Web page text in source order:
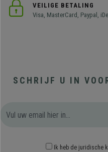
VEILIGE BETALING
Visa, MasterCard, Paypal,
SCHRIJF U IN
Ik heb de juridische